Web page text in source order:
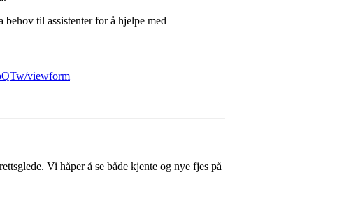
til assistenter for å hjelpe med
viewform
Vi håper å se både kjente og nye fjes på